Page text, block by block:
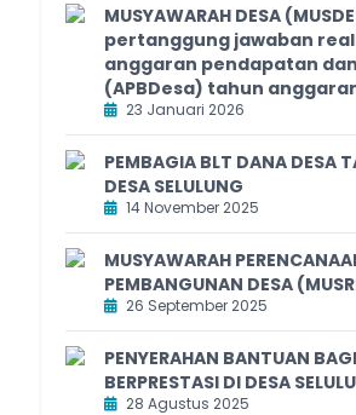
MUSYAWARAH DESA
pertanggung jawaban
anggaran pendapatan
(APBDesa) tahun
23 Januari 2026
PEMBAGIA BLT DANA DESA
DESA SELULUNG
14 November 2025
MUSYAWARAH
PEMBANGUNAN DESA
26 September 2025
PENYERAHAN BANTUAN
BERPRESTASI DI DESA
28 Agustus 2025